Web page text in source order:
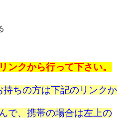
ンクから行って下さい。
ちの方は下記のリンクか
で、携帯の場合は左上の